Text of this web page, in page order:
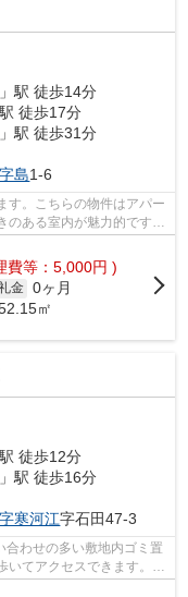
」駅 徒歩14分
駅 徒歩17分
」駅 徒歩31分
島1-6
す。こちらの物件はアパー
ある室内が魅力的です。
費等：5,000円 )
金 0ヶ月
㎡
駅 徒歩12分
」駅 徒歩16分
寒河江字石田47-3
合わせの多い敷地内ゴミ置
てアクセスできます。外